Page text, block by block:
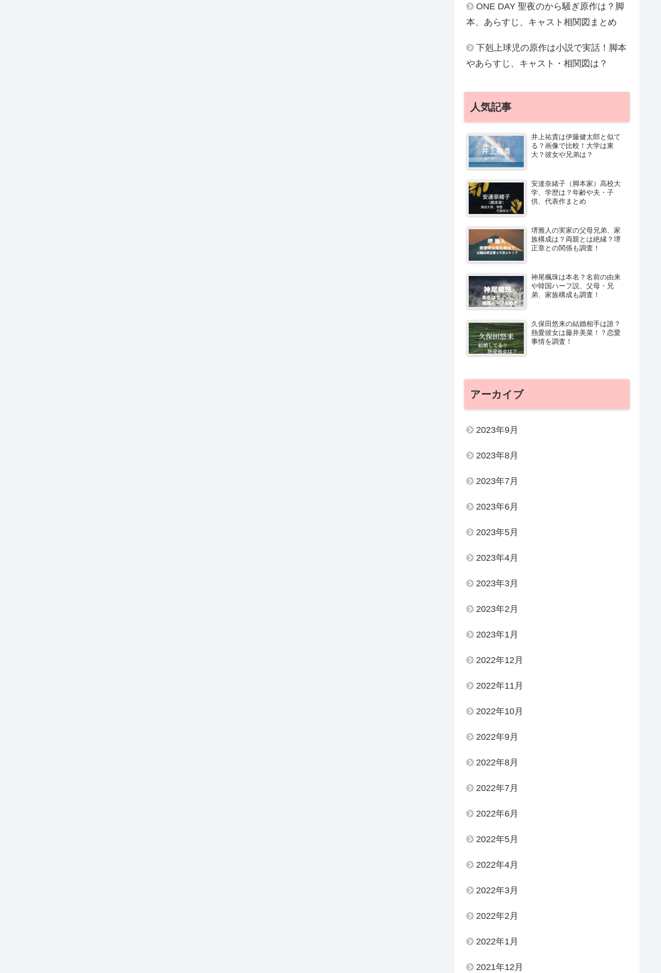
ONE DAY 聖夜のから騒ぎ原作は？脚
本、あらすじ、キャスト相関図まとめ
下剋上球児の原作は小説で実話！脚本
やあらすじ、キャスト・相関図は？
人気記事
井上祐貴は伊藤健太郎と似て
る？画像で比較！大学は東
大？彼女や兄弟は？
安達奈緒子（脚本家）高校大
学、学歴は？年齢や夫・子
供、代表作まとめ
堺雅人の実家の父母兄弟、家
族構成は？両親とは絶縁？堺
正章との関係も調査！
神尾楓珠は本名？名前の由来
や韓国ハーフ説、父母・兄
弟、家族構成も調査！
久保田悠来の結婚相手は誰？
熱愛彼女は藤井美菜！？恋愛
事情を調査！
アーカイブ
2023年9月
2023年8月
2023年7月
2023年6月
2023年5月
2023年4月
2023年3月
2023年2月
2023年1月
2022年12月
2022年11月
2022年10月
2022年9月
2022年8月
2022年7月
2022年6月
2022年5月
2022年4月
2022年3月
2022年2月
2022年1月
2021年12月